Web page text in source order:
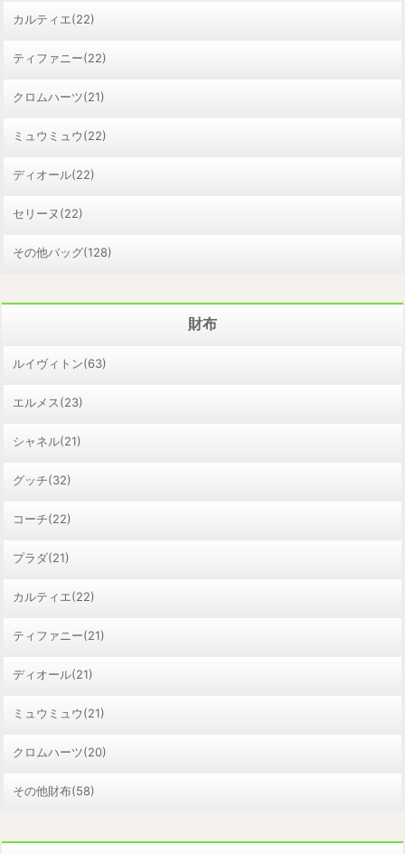
カルティエ(22)
ティファニー(22)
クロムハーツ(21)
ミュウミュウ(22)
ディオール(22)
セリーヌ(22)
その他バッグ(128)
財布
ルイヴィトン(63)
エルメス(23)
シャネル(21)
グッチ(32)
コーチ(22)
プラダ(21)
カルティエ(22)
ティファニー(21)
ディオール(21)
ミュウミュウ(21)
クロムハーツ(20)
その他財布(58)